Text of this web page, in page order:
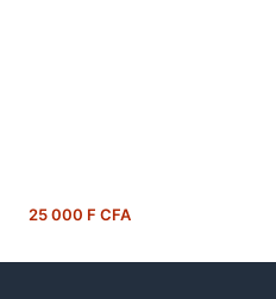
25 000 F CFA